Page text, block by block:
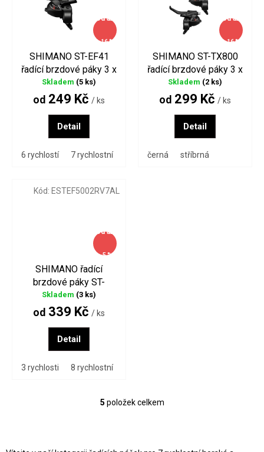
odaž
–16 %
SHIMANO ST-EF41
řadící brzdové páky 3 x
6/7 rychlostní
Skladem (5 ks)
od 249 Kč / ks
Detail
6 rychlostí 7 rychlostní 3x7 rychlostí pár
odaž
–16 %
SHIMANO ST-TX800
řadící brzdové páky 3 x
7/8 rychlostí
Skladem (2 ks)
od 299 Kč / ks
Detail
černá stříbrná
odaž
–5 %
SHIMANO řadící
brzdové páky ST-
EF500 3x7 a 3x8
rychlostí
Skladem (3 ks)
od 339 Kč / ks
Detail
3 rychlosti 8 rychlostní
Kód: ESTEF5002RV7AL
O
5 položek celkem